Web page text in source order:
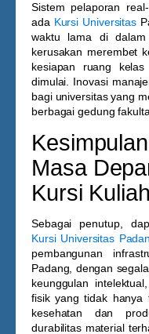
Sistem pelaporan
ada Kursi Universitas
waktu lama di
kerusakan merembet
kesiapan ruang
dimulai. Inovasi
bagi universitas yang
berbagai gedung
Masa
Kursi Kuliah
Sebagai penutup,
Kursi Universitas
pembangunan
Padang, dengan
keunggulan
fisik yang tidak hanya
kesehatan dan
durabilitas material